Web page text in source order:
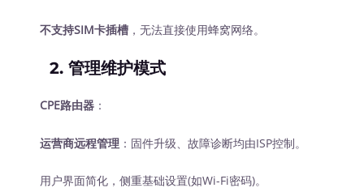
不支持SIM卡插槽 ，无法直接使用蜂窝网络。
2. 管理维护模式
CPE路由器 ：
运营商远程管理 ：固件升级、故障诊断均由ISP控制。
用户界面简化，侧重基础设置(如Wi-Fi密码)。